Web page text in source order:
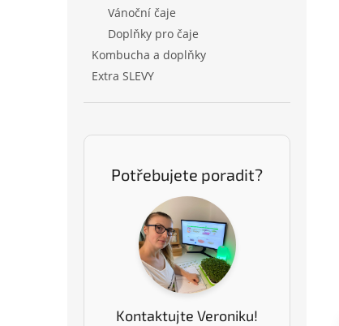
Vánoční čaje
Doplňky pro čaje
Kombucha a doplňky
Extra SLEVY
Potřebujete poradit?
Kontaktujte Veroniku!